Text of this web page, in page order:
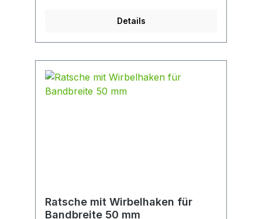
Details
Ratsche mit Wirbelhaken für
Bandbreite 50 mm